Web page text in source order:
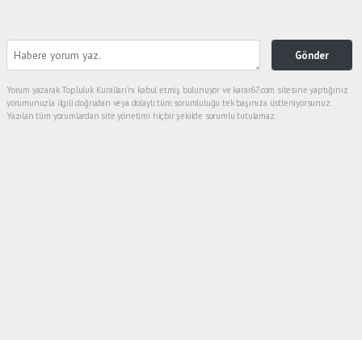
Gönder
Yorum yazarak Topluluk Kuralları’nı kabul etmiş bulunuyor ve karar67.com sitesine yaptığınız
yorumunuzla ilgili doğrudan veya dolaylı tüm sorumluluğu tek başınıza üstleniyorsunuz.
Yazılan tüm yorumlardan site yönetimi hiçbir şekilde sorumlu tutulamaz.